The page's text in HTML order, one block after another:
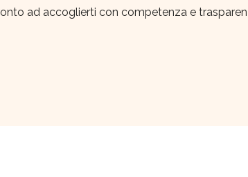
ad accoglierti con competenza e